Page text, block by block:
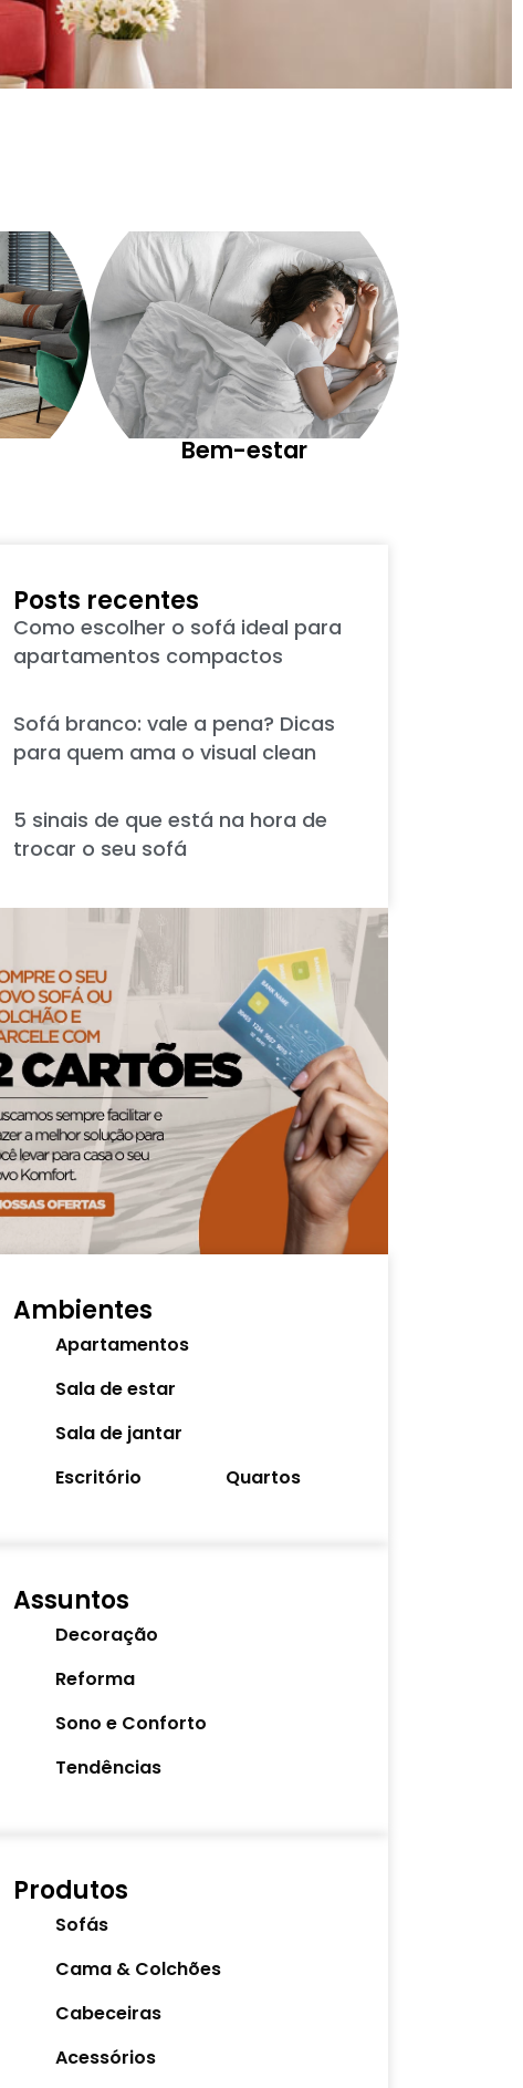
Bem-estar
Posts recentes
Como escolher o sofá ideal para
apartamentos compactos
Sofá branco: vale a pena? Dicas
para quem ama o visual clean
5 sinais de que está na hora de
trocar o seu sofá
Ambientes
Apartamentos
Sala de estar
Sala de jantar
Escritório
Quartos
Assuntos
Decoração
Reforma
Sono e Conforto
Tendências
Produtos
Sofás
Cama & Colchões
Cabeceiras
Acessórios